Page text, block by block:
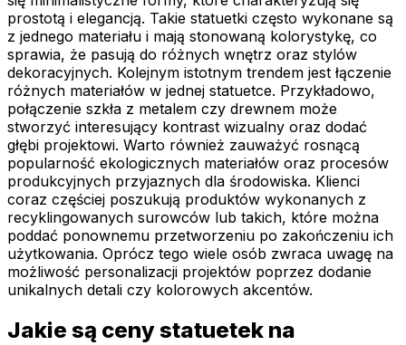
prostotą i elegancją. Takie statuetki często wykonane są
z jednego materiału i mają stonowaną kolorystykę, co
sprawia, że pasują do różnych wnętrz oraz stylów
dekoracyjnych. Kolejnym istotnym trendem jest łączenie
różnych materiałów w jednej statuetce. Przykładowo,
połączenie szkła z metalem czy drewnem może
stworzyć interesujący kontrast wizualny oraz dodać
głębi projektowi. Warto również zauważyć rosnącą
popularność ekologicznych materiałów oraz procesów
produkcyjnych przyjaznych dla środowiska. Klienci
coraz częściej poszukują produktów wykonanych z
recyklingowanych surowców lub takich, które można
poddać ponownemu przetworzeniu po zakończeniu ich
użytkowania. Oprócz tego wiele osób zwraca uwagę na
możliwość personalizacji projektów poprzez dodanie
unikalnych detali czy kolorowych akcentów.
Jakie są ceny statuetek na